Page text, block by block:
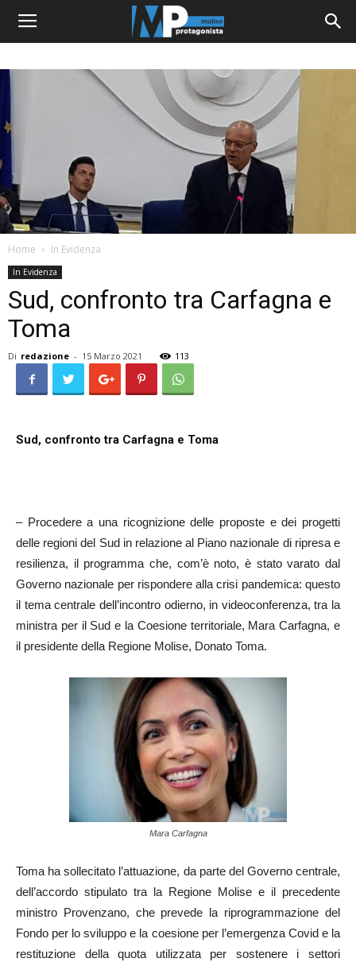
Home In Evidenza
In Evidenza
Sud, confronto tra Carfagna e
Toma
Di redazione - 15 Marzo 2021 113
Sud, confronto tra Carfagna e Toma
– Procedere a una ricognizione delle proposte e dei progetti
delle regioni del Sud in relazione al Piano nazionale di ripresa e
resilienza, il programma che, com’è noto, è stato varato dal
Governo nazionale per rispondere alla crisi pandemica: questo
il tema centrale dell’incontro odierno, in videoconferenza, tra la
ministra per il Sud e la Coesione territoriale, Mara Carfagna, e
il presidente della Regione Molise, Donato Toma.
Mara Carfagna
Toma ha sollecitato l’attuazione, da parte del Governo centrale,
dell’accordo stipulato tra la Regione Molise e il precedente
ministro Provenzano, che prevede la riprogrammazione del
Fondo per lo sviluppo e la coesione per l’emergenza Covid e la
restituzione della quota utilizzata per sostenere i settori